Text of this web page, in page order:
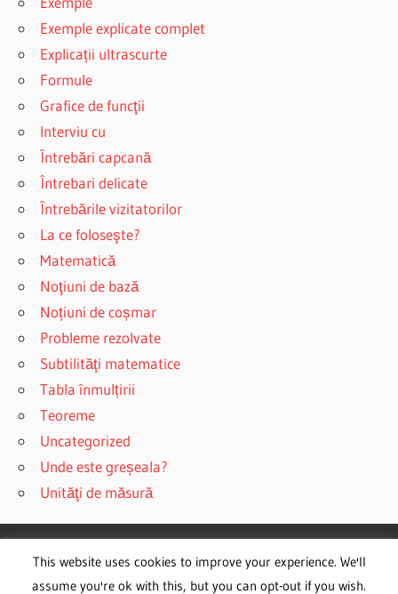
Exemple explicate complet
Explicații ultrascurte
Formule
Grafice de funcţii
Interviu cu
Întrebări capcană
Întrebari delicate
Întrebările vizitatorilor
La ce foloseşte?
Matematică
Noţiuni de bază
Noțiuni de coșmar
Probleme rezolvate
Subtilităţi matematice
Tabla înmulțirii
Teoreme
Uncategorized
Unde este greșeala?
Unităţi de măsură
WordPress Theme: Wellington by ThemeZee.
This website uses cookies to improve your experience. We'll
assume you're ok with this, but you can opt-out if you wish.